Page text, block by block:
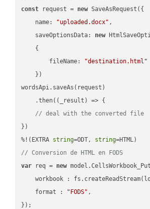
const request = new SaveAsRequest({
name: "uploaded.docx" ,
saveOptionsData: new
    {
fileName:
"destination.html"
    })
wordsApi.saveAs(request)
    .then(
( _result ) => {
// deal with the converted file
})
%!(EXTRA string=ODT, string
// Conversion de HTML en FODS
var req = new
workbook :
format : "FODS" ,